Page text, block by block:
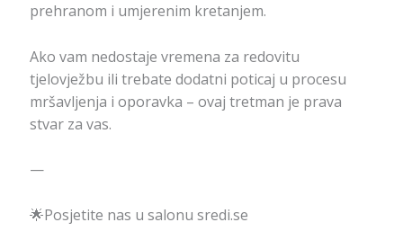
prehranom i umjerenim kretanjem.
Ako vam nedostaje vremena za redovitu
tjelovježbu ili trebate dodatni poticaj u procesu
mršavljenja i oporavka – ovaj tretman je prava
stvar za vas.
—
🌟Posjetite nas u salonu sredi.se